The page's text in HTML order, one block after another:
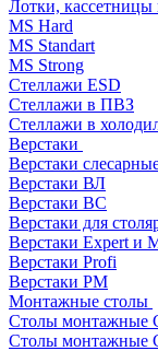
Лотки,
MS Hard
MS Standart
MS Strong
Стеллажи ESD
Стеллажи в ПВЗ
Стеллажи в
Верстаки
Верстаки
Верстаки ВЛ
Верстаки ВС
Верстаки для
Верстаки Expert и
Верстаки Profi
Верстаки РМ
Монтажные столы
Столы монтажные
Столы монтажные